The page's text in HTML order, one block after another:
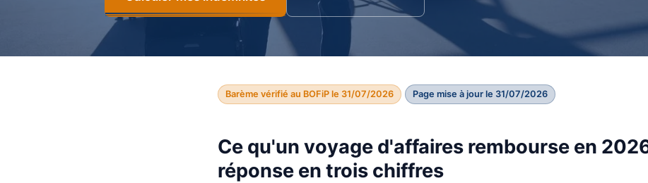
Barème vérifié au BOFiP le 31/07/2026 Page mise à jour le 31/07/2026
Ce qu'un voyage d'affaires rembourse en
réponse en trois chiffres